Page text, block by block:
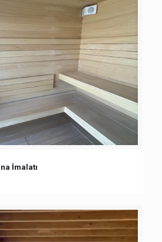
İmalatı